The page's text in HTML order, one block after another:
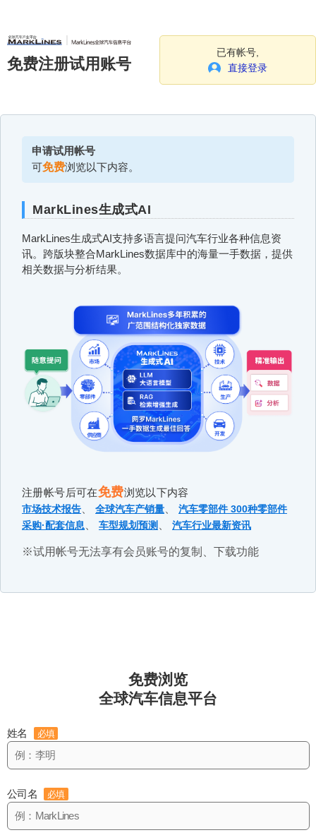
免费注册试用账号
已有帐号,
直接登录
申请试用帐号
可免费浏览以下内容。
MarkLines生成式AI
MarkLines生成式AI支持多语言提问汽车行业各种信息资
讯。跨版块整合MarkLines数据库中的海量一手数据，提供
相关数据与分析结果。
注册帐号后可在免费浏览以下内容
市场技术报告 全球汽车产销量
汽车零部件 300种零部件
采购·配套信息
车型规划预测 汽车行业最新资讯
※试用帐号无法享有会员账号的复制、下载功能
免费浏览
全球汽车信息平台
姓名 必填
公司名 必填